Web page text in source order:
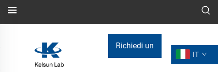
Richiedi un
IT